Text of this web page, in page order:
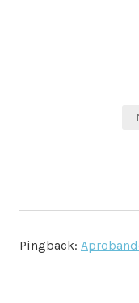
Pingback: